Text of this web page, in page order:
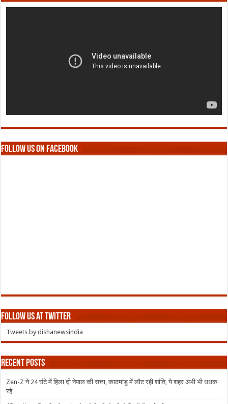
Follow us on Facebook
Follow us at Twitter
Tweets by dishanewsindia
Recent Posts
Zen-Z ने 24 घंटे में हिला दी नेपाल की सत्ता, काठमांडू में लौट रही शांति, ये शहर अभी भी धधक
रहे